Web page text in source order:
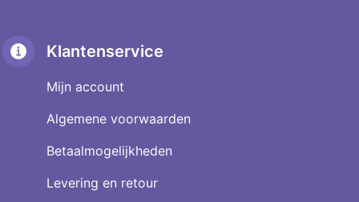
Klantenservice
Mijn account
Algemene voorwaarden
Betaalmogelijkheden
Levering en retour